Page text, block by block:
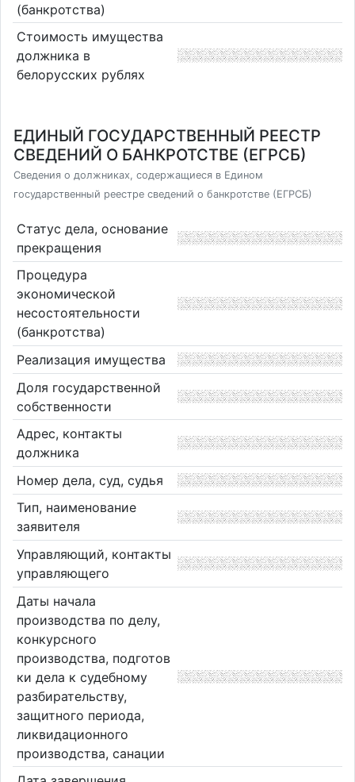
(банкротства)
Стоимость имущества
должника в
белорусских рублях
ЕДИНЫЙ ГОСУДАРСТВЕННЫЙ РЕЕСТР
СВЕДЕНИЙ О БАНКРОТСТВЕ (ЕГРСБ)
Сведения о должниках, содержащиеся в Едином
государственный реестре сведений о банкротстве (ЕГРСБ)
Статус дела, основание
прекращения
Процедура
экономической
несостоятельности
(банкротства)
Реализация имущества
Доля государственной
собственности
Адрес, контакты
должника
Номер дела, суд, судья
Тип, наименование
заявителя
Управляющий, контакты
управляющего
Даты начала
производства по делу,
конкурсного
производства, подготов
ки дела к судебному
разбирательству,
защитного периода,
ликвидационного
производства, санации